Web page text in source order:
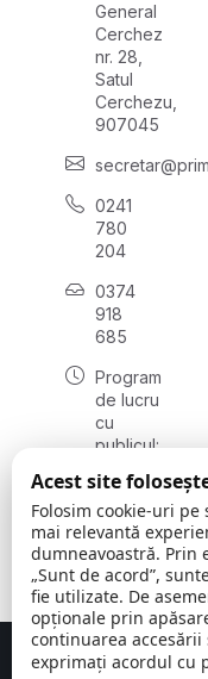
General
Cerchez
nr. 28,
Satul
Cerchezu,
907045
0241
780
204
0374
918
685
Program
de lucru
cu
publicul:
08:00 -
16:30
, vineri:
08:00 -
14:00
Concept realizat de
Acest site
Folosim cookie-uri
mai relevantă
dumneavoastră. Prin
„Sunt de acord”,
fie utilizate. De
opționale prin
continuarea
exprimați acordul cu